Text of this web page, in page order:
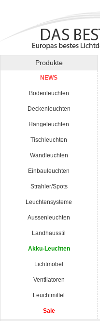
Produkte
NEWS
Bodenleuchten
Deckenleuchten
Hängeleuchten
Tischleuchten
Wandleuchten
Einbauleuchten
Strahler/Spots
Leuchtensysteme
Aussenleuchten
Landhausstil
Akku-Leuchten
Lichtmöbel
Ventilatoren
Leuchtmittel
Sale